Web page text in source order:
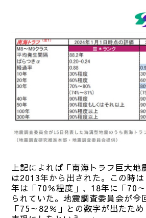
上記によれば「南海トラフ巨大地
は2013年から出された。この時
年は「70％程度」、18年に「70
られていた。地震調査委員会が今
「75～82％」との数字が出たた